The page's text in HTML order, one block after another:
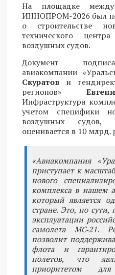
На площадке
ИННОПРОМ-2026 был
о строительстве
технического
воздушных судов.
Документ
авиакомпании
Скуратов и
регионов»
Инфраструктура
учетом специфики
воздушных судов,
оценивается в 10 млрд.
«Авиакомпания
приступает к
нового
комплекса в нашем
который является
стране. Это, по сути,
эксплуатации
самолета МС‑21.
позволит
флота и
полетов, что
приоритетом